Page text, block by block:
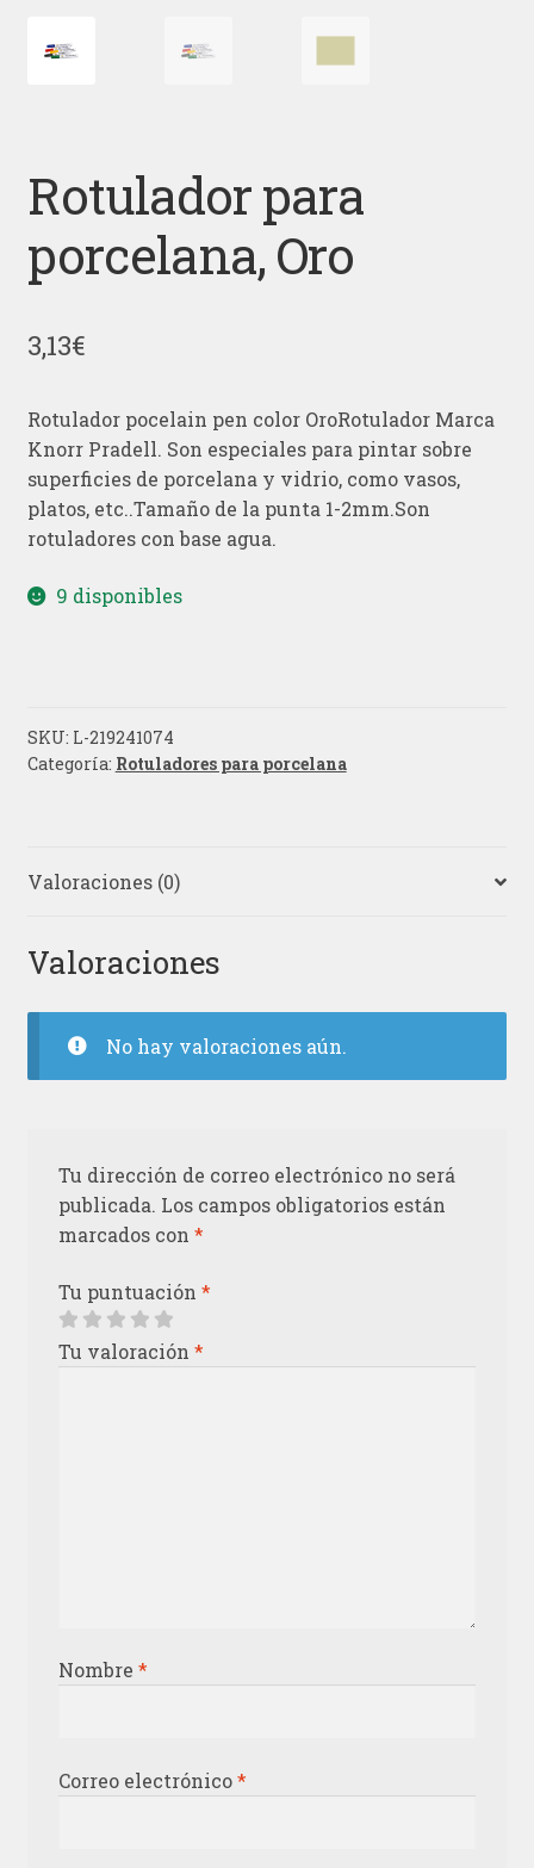
Rotulador para
porcelana, Oro
3,13€
Rotulador pocelain pen color OroRotulador Marca
Knorr Pradell. Son especiales para pintar sobre
superficies de porcelana y vidrio, como vasos,
platos, etc..Tamaño de la punta 1-2mm.Son
rotuladores con base agua.
9 disponibles
SKU: L-219241074
Categoría: Rotuladores para porcelana
Valoraciones (0)
Valoraciones
No hay valoraciones aún.
Tu dirección de correo electrónico no será
publicada. Los campos obligatorios están
marcados con *
Tu puntuación *
Tu valoración *
Nombre *
Correo electrónico*